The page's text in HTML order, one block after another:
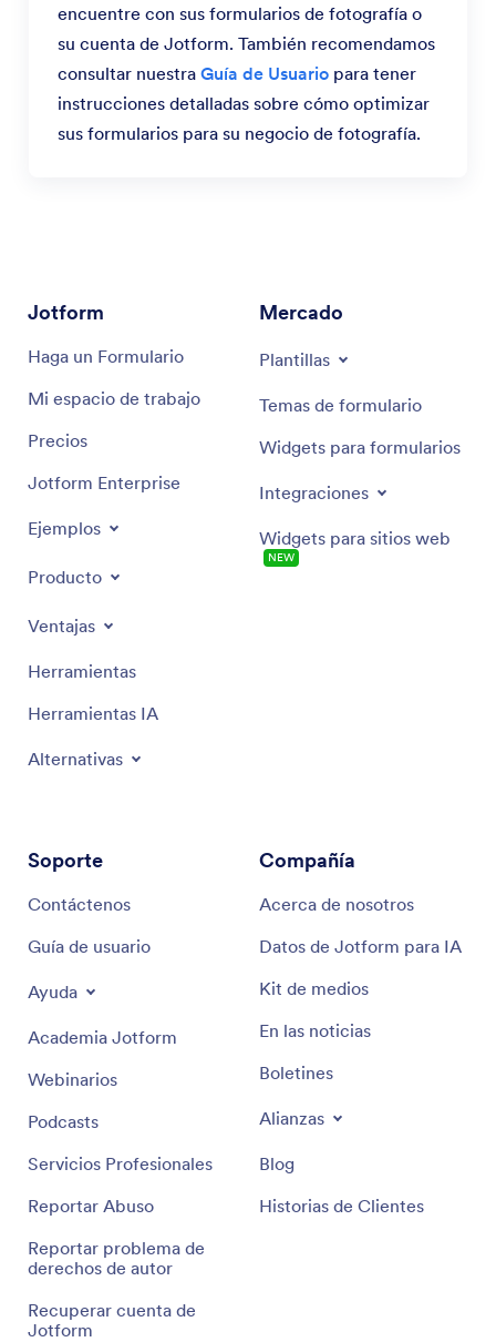
encuentre con sus formularios de fotografía o
su cuenta de Jotform. También recomendamos
consultar nuestraGuía de Usuario para tener
instrucciones detalladas sobre cómo optimizar
sus formularios para su negocio de fotografía.
Jotform
Haga un Formulario
Mi espacio de trabajo
Precios
Jotform Enterprise
Ejemplos
Producto
Ventajas
Herramientas
Herramientas IA
Alternativas
Mercado
Plantillas
Temas de formulario
Widgets para formularios
Integraciones
Widgets para sitios web
NEW
Soporte
Contáctenos
Guía de usuario
Ayuda
Academia Jotform
Webinarios
Podcasts
Servicios Profesionales
Reportar Abuso
Reportar problema de
derechos de autor
Recuperar cuenta de
Jotform
Compañía
Acerca de nosotros
Datos de Jotform para IA
Kit de medios
En las noticias
Boletines
Alianzas
Blog
Historias de Clientes